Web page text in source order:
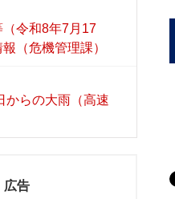
令和8年7月17
（危機管理課）
からの大雨（高速
広告